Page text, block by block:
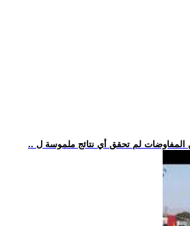
لم تحقق أي نتائج ملموسة ل